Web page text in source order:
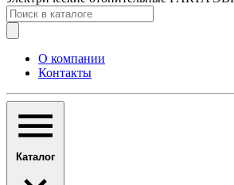
О компании
Контакты
Каталог